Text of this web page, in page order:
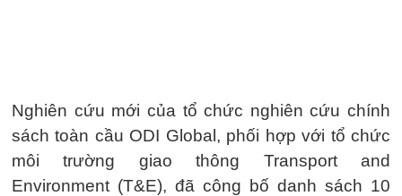
Nghiên cứu mới của tổ chức nghiên cứu chính
sách toàn cầu ODI Global, phối hợp với tổ chức
môi trường giao thông Transport and
Environment (T&E), đã công bố danh sách 10